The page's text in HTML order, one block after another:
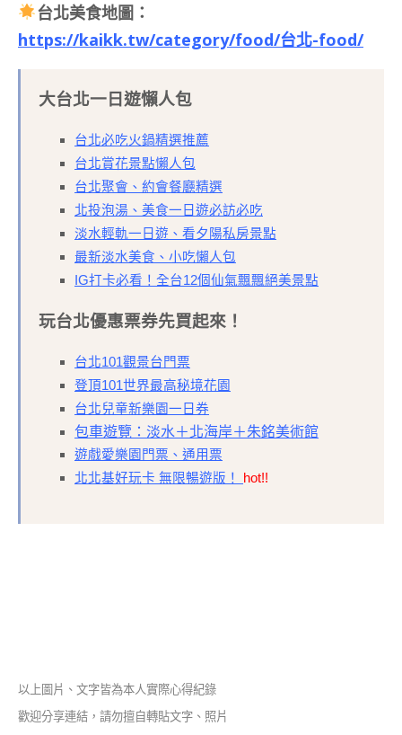
台北美食地圖：
https://kaikk.tw/category/food/台北-food/
大台北一日遊懶人包
台北必吃火鍋精選推薦
台北賞花景點懶人包
台北聚會、約會餐廳精選
北投泡湯、美食一日遊必訪必吃
淡水輕軌一日遊、看夕陽私房景點
最新淡水美食、小吃懶人包
IG打卡必看！全台12個仙氣飄飄絕美景點
玩台北優惠票券先買起來！
台北101觀景台門票
登頂101世界最高秘境花園
台北兒童新樂園一日券
包車遊覽：淡水＋北海岸＋朱銘美術館
遊戲愛樂園門票、通用票
北北基好玩卡 無限暢遊版！ hot!!
以上圖片、文字皆為本人實際心得紀錄
歡迎分享連結，請勿擅自轉貼文字、照片